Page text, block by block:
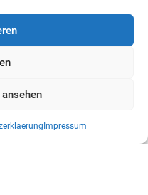
Impressum